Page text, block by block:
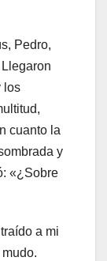
Pedro,
los
cuanto la
y
«¿Sobre
a mi